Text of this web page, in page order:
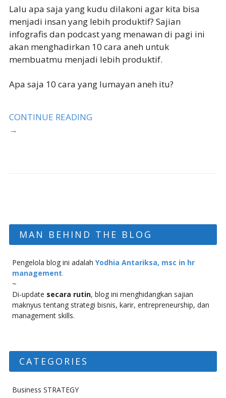
Lalu apa saja yang kudu dilakoni agar kita bisa
menjadi insan yang lebih produktif? Sajian
infografis dan podcast yang menawan di pagi ini
akan menghadirkan 10 cara aneh untuk
membuatmu menjadi lebih produktif.
Apa saja 10 cara yang lumayan aneh itu?
CONTINUE READING
→
MAN BEHIND THE BLOG
Pengelola blog ini adalah Yodhia Antariksa, msc in hr
management.
~
Di-update secara rutin, blog ini menghidangkan sajian
maknyus tentang strategi bisnis, karir, entrepreneurship, dan
management skills.
CATEGORIES
Business STRATEGY